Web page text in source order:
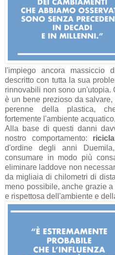
l'impiego ancora massiccio
descritto con tutta la sua
rinnovabili non sono un'utopia.
è un bene prezioso da
perenne della plastica,
fortemente l'ambiente
Alla base di questi danni
nostro comportamento:
d'ordine degli anni
consumare in modo più
eliminare laddove non
da migliaia di chilometri di
meno possibile, anche grazie
e rispettosa dell'ambiente e